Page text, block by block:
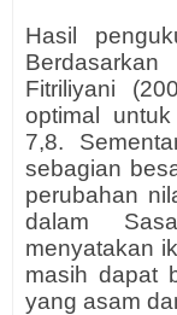
Hasil
Fitriliyani
optimal
7,8.
sebagian
perubahan
dalam
menyatakan
masih dapat
yang asam